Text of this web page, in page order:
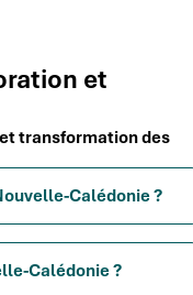
et
transformation des
Calédonie ?
Calédonie ?